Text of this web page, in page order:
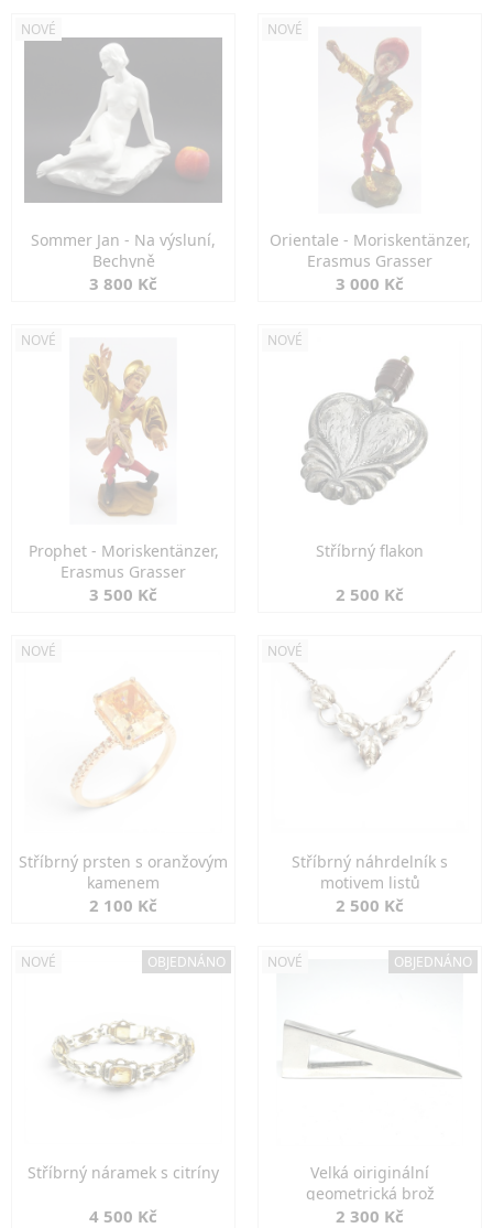
NOVÉ
Sommer Jan - Na výsluní,
Bechyně
3 800 Kč
NOVÉ
Orientale - Moriskentänzer,
Erasmus Grasser
3 000 Kč
NOVÉ
Prophet - Moriskentänzer,
Erasmus Grasser
3 500 Kč
NOVÉ
Stříbrný flakon
2 500 Kč
NOVÉ
Stříbrný prsten s oranžovým
kamenem
2 100 Kč
NOVÉ
Stříbrný náhrdelník s
motivem listů
2 500 Kč
NOVÉ OBJEDNÁNO
Stříbrný náramek s citríny
4 500 Kč
NOVÉ OBJEDNÁNO
Velká oiriginální
geometrická brož
2 300 Kč